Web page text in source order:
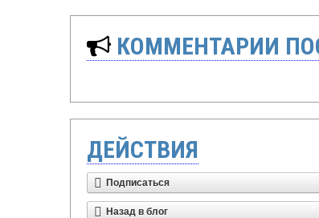
КОММЕНТАРИИ
ДЕЙСТВИЯ
Подписаться
Назад в блог